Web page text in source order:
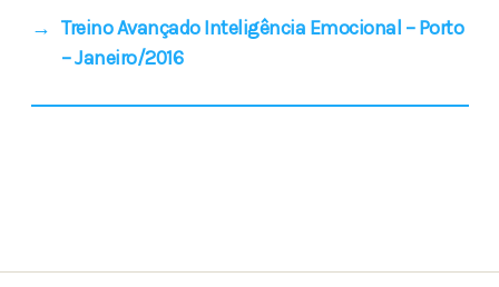
→ Treino Avançado Inteligência Emocional – Porto
– Janeiro/2016